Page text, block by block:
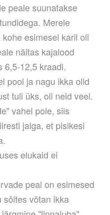
peale suunatakse
Merele
esimesel karil oli
näitas kajalood
6,5-12,5 kraadi.
pool ja nagu ikka olid
tuli üks, oli neid veel.
vahel pole, siis
jalga, et pisikesi
elukaid ei
peal on esimesed
sõites võtan ikka